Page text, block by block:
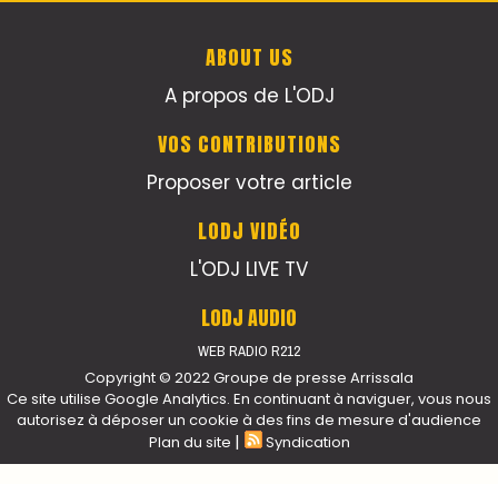
ABOUT US
A propos de L'ODJ
VOS CONTRIBUTIONS
Proposer votre article
LODJ VIDÉO
L'ODJ LIVE TV
LODJ AUDIO
WEB RADIO R212
Copyright © 2022 Groupe de presse Arrissala
Ce site utilise Google Analytics. En continuant à naviguer, vous nous
autorisez à déposer un cookie à des fins de mesure d'audience
Plan du site | Syndication